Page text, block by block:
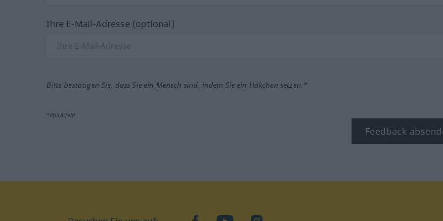
Ihre E-Mail-Adresse (optional)
Bitte bestätigen Sie, dass Sie ein Mensch sind, indem Sie ein Häkchen setzen.*
*Pflichtfeld
Feedback